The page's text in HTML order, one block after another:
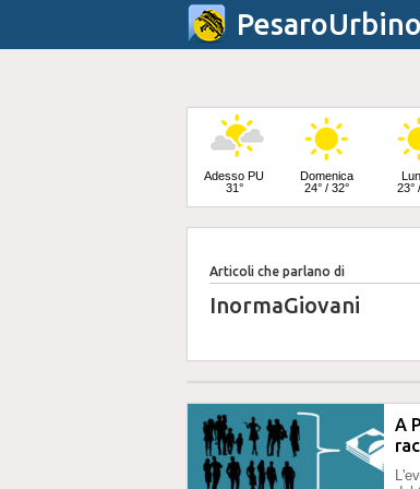
PesaroUrbino
Adesso PU
31°
Domenica
24° / 32°
23°
Martedì
25° / 33°
Articoli che parlano di
InormaGiovani
A